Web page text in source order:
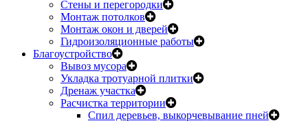
Стены и перегородки
Монтаж потолков
Монтаж окон и дверей
Гидроизоляционные работы
Благоустройство
Вывоз мусора
Укладка тротуарной плитки
Дренаж участка
Расчистка территории
Спил деревьев, выкорчевывание пней